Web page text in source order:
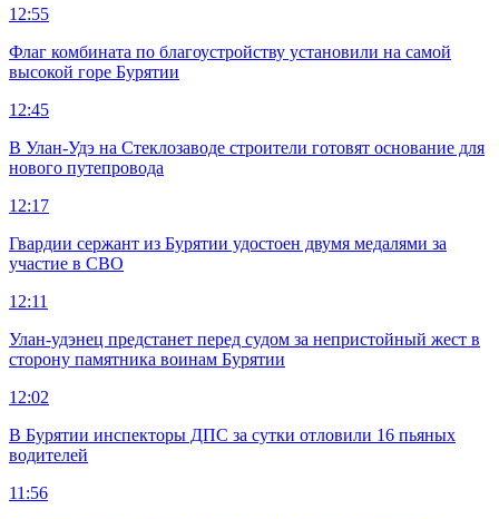
12:55
Флаг комбината по благоустройству установили на самой
высокой горе Бурятии
12:45
В Улан-Удэ на Стеклозаводе строители готовят основание для
нового путепровода
12:17
Гвардии сержант из Бурятии удостоен двумя медалями за
участие в СВО
12:11
Улан-удэнец предстанет перед судом за непристойный жест в
сторону памятника воинам Бурятии
12:02
В Бурятии инспекторы ДПС за сутки отловили 16 пьяных
водителей
11:56